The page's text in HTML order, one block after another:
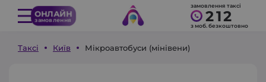
ОНЛАЙН
замовлення
замовлення таксі
212
з моб. безкоштовно
Таксі Київ Мікроавтобуси (мінівени)